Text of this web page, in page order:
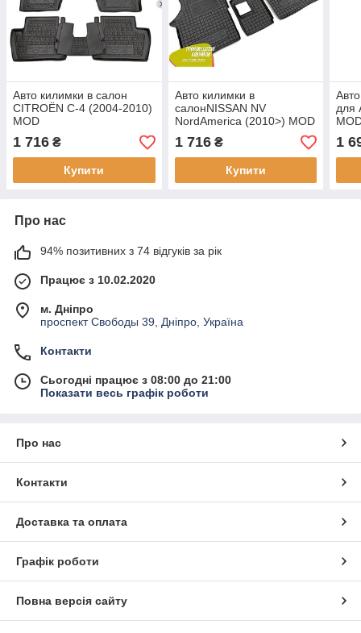
Авто килимки в салон
CITROЁN C-4 (2004-2010)
MOD
1 716 ₴
Купити
Авто килимки в
салонNISSAN NV
NordAmerica (2010>) MOD
1 716₴
Купити
для
1
Про нас
94% позитивних з 74 відгуків за рік
Працює з 10.02.2020
м. Дніпро
проспект Свободы 39, Дніпро, Україна
Контакти
Сьогодні працює з 08:00 до 21:00
Показати весь графік роботи
Про нас
Контакти
Доставка та оплата
Графік роботи
Повна версія сайту